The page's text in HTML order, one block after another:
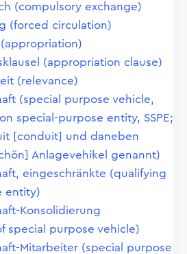
(compulsory exchange)
(forced circulation)
(appropriation clause)
(relevance)
(special purpose vehicle,
special-purpose entity, SSPE;
[conduit] und daneben
Anlagevehikel genannt)
eingeschränkte (qualifying
entity)
Konsolidierung
special purpose vehicle)
Mitarbeiter (special purpose